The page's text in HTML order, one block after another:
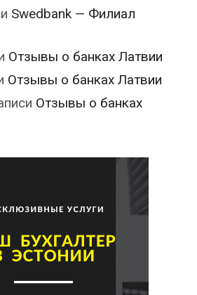
Swedbank — Филиал
Отзывы о банках Латвии
Отзывы о банках Латвии
Отзывы о банках